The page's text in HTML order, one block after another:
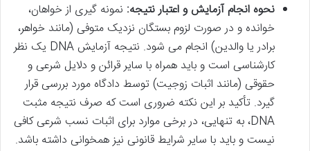
نحوه انجام آزمایش و اعتبار نتیجه: نمونه گیری از خواهان،
خوانده و در صورت لزوم بستگان نزدیک متوفی (مانند خواهر،
برادر یا والدین) انجام می شود. نتیجه آزمایش DNA یک نظر
کارشناسی است و باید همراه با سایر قرائن و دلایل شرعی و
حقوقی (مانند اثبات زوجیت) توسط دادگاه مورد بررسی قرار
گیرد. تأکید بر این نکته ضروری است که صرف نتیجه مثبت
DNA، به تنهایی، در برخی موارد برای اثبات نسب شرعی کافی
نیست و باید با سایر شرایط قانونی نیز همخوانی داشته باشد.